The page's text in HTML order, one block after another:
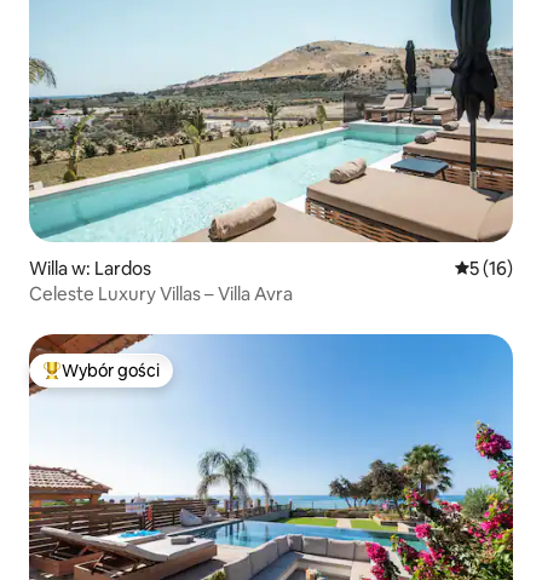
Willa w: Lardos Średnia
5 (16)
Celeste Luxury Villas – Villa Avra
Najpopularniejsze z kategorii Wybór gości
Wybór gości